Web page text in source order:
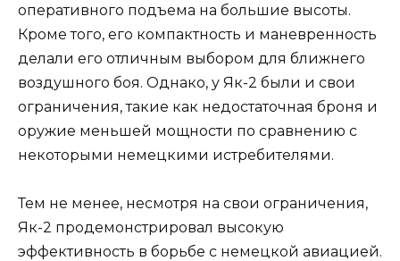
оперативного подъема на большие высоты.
Кроме того, его компактность и маневренность
делали его отличным выбором для ближнего
воздушного боя. Однако, у Як-2 были и свои
ограничения, такие как недостаточная броня и
оружие меньшей мощности по сравнению с
некоторыми немецкими истребителями.
Тем не менее, несмотря на свои ограничения,
Як-2 продемонстрировал высокую
эффективность в борьбе с немецкой авиацией.